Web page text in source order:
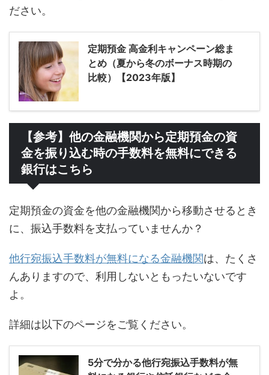
ださい。
定期預金 高金利キャンペーン総ま
とめ（夏から冬のボーナス時期の
比較）【2023年版】
【参考】他の金融機関から定期預金の資
金を振り込む時の手数料を無料にできる
銀行はこちら
定期預金の資金を他の金融機関から移動させるとき
に、振込手数料を支払っていませんか？
他行宛振込手数料が無料になる金融機関は、たくさ
んありますので、利用しないともったいないです
よ。
詳細は以下のページをご覧ください。
5分で分かる他行宛振込手数料が無